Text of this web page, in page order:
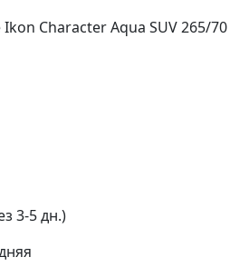
Character Aqua SUV 265/70
3-5 дн.)